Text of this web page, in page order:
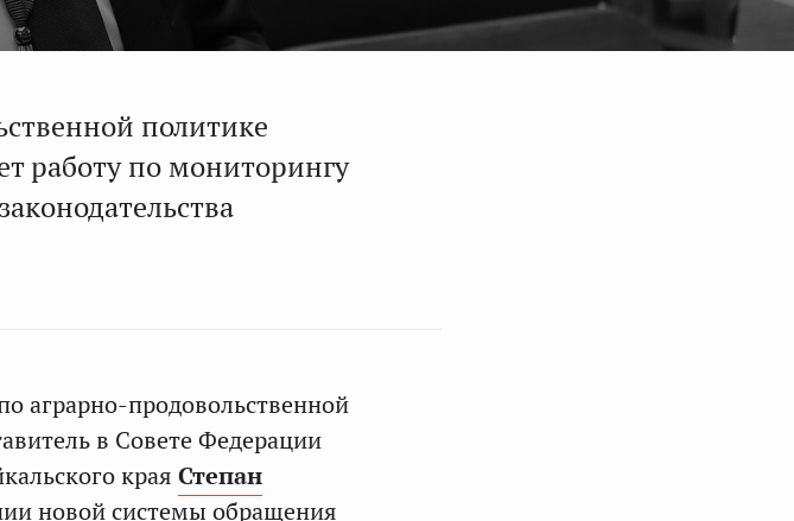
политике
работу по мониторингу
аграрно-продовольственной
в Совете Федерации
края Степан
новой системы обращения